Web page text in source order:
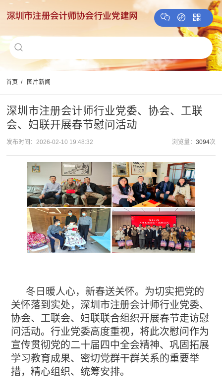
首页 / 图片新闻
深圳市注册会计师行业党委、协会、工联
会、妇联开展春节慰问活动
发布时间：2026-02-10 19:48:32 浏览量： 3094次
冬日暖人心，新春送关怀。为切实把党的
关怀落到实处，深圳市注册会计师行业党委、
协会、工联会、妇联联合组织开展春节走访慰
问活动。行业党委高度重视，将此次慰问作为
宣传贯彻党的二十届四中全会精神、巩固拓展
学习教育成果、密切党群干群关系的重要举
措，精心组织、统筹安排。